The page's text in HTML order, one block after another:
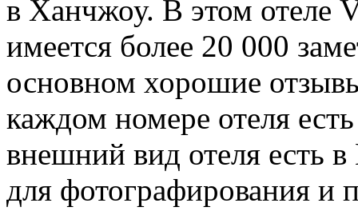
в Ханчжоу. В этом отеле
имеется более 20 000
основном хорошие
каждом номере отеля
внешний вид отеля есть
для фотографирования и